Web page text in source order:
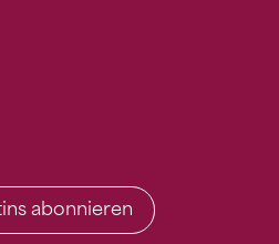
abonnieren